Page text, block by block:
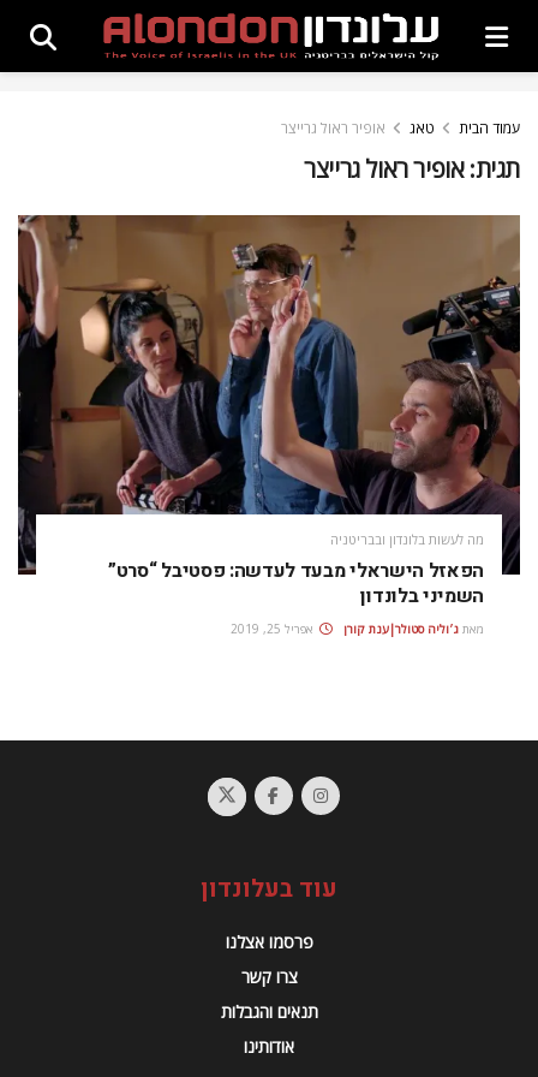
עמוד הבית טאג אופיר ראול גרייצר
תגית:אופיר ראול גרייצר
מה לעשות בלונדון ובבריטניה
הפאזל‭ ‬הישראלי‭ ‬מבעד‭ ‬לעדשה: פסטיבל “סרט”
השמיני בלונדון
מאת ג׳וליה סטולר|ענת קורן אפריל 25, 2019
עוד בעלונדון
פרסמו אצלנו
צרו קשר
תנאים והגבלות
אודותינו